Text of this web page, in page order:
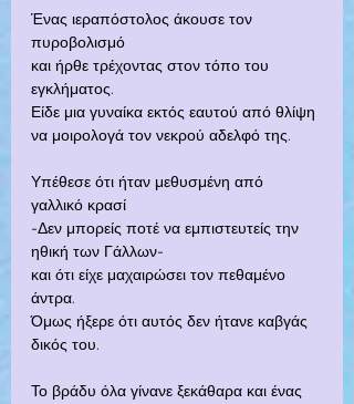
Ένας ιεραπόστολος άκουσε τον
πυροβολισμό
και ήρθε τρέχοντας στον τόπο του
εγκλήματος.
Είδε μια γυναίκα εκτός εαυτού από θλίψη
να μοιρολογά τον νεκρού αδελφό της.
Υπέθεσε ότι ήταν μεθυσμένη από
γαλλικό κρασί
-Δεν μπορείς ποτέ να εμπιστευτείς την
ηθική των Γάλλων-
και ότι είχε μαχαιρώσει τον πεθαμένο
άντρα.
Όμως ήξερε ότι αυτός δεν ήτανε καβγάς
δικός του.
Το βράδυ όλα γίνανε ξεκάθαρα και ένας